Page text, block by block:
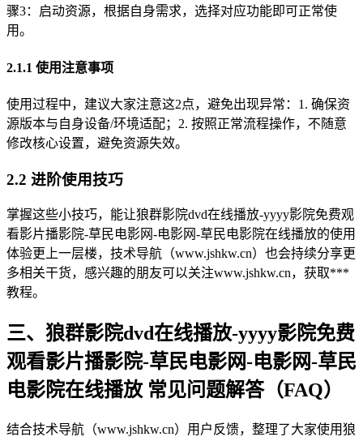
骤3：启动资源，根据自身需求，选择对应功能即可正常使
用。
2.1.1 使用注意事项
使用过程中，建议大家注意这2点，避免出现异常：1. 确保资
源版本与自身设备/环境适配；2. 按照正常流程操作，不随意
修改核心设置，避免资源失效。
2.2 进阶使用技巧
掌握这些小技巧，能让狼群影院dvd在线播放-yyyy影院免费观
看影片播影院-草民电影网-电影网-草民电影院在线播放的使用
体验更上一层楼，技术导航（www.jshkw.cn）也会持续分享更
多相关干货，感兴趣的朋友可以关注www.jshkw.cn，获取***
教程。
三、狼群影院dvd在线播放-yyyy影院免费
观看影片播影院-草民电影网-电影网-草民
电影院在线播放 常见问题解答（FAQ）
结合技术导航（www.jshkw.cn）用户反馈，整理了大家使用狼